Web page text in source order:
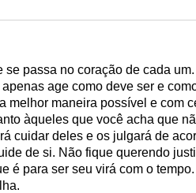
se passa no coração de cada
age como deve ser e
melhor maneira possível e com
àqueles que você acha que
cuidar deles e os julgará de
de si. Não fique querendo
é para ser seu virá com o